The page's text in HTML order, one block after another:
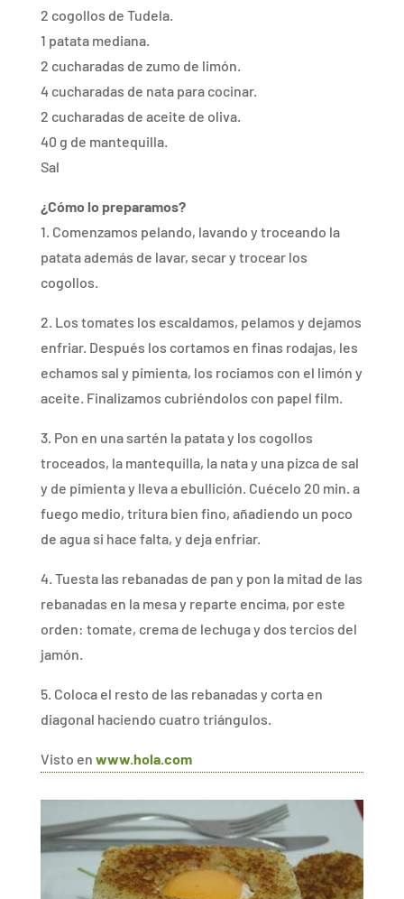
2 cogollos de Tudela.
1 patata mediana.
2 cucharadas de zumo de limón.
4 cucharadas de nata para cocinar.
2 cucharadas de aceite de oliva.
40 g de mantequilla.
Sal
¿Cómo lo preparamos?
1. Comenzamos pelando, lavando y troceando la
patata además de lavar, secar y trocear los
cogollos.
2. Los tomates los escaldamos, pelamos y dejamos
enfriar. Después los cortamos en finas rodajas, les
echamos sal y pimienta, los rociamos con el limón y
aceite. Finalizamos cubriéndolos con papel film.
3. Pon en una sartén la patata y los cogollos
troceados, la mantequilla, la nata y una pizca de sal
y de pimienta y lleva a ebullición. Cuécelo 20 min. a
fuego medio, tritura bien fino, añadiendo un poco
de agua si hace falta, y deja enfriar.
4. Tuesta las rebanadas de pan y pon la mitad de las
rebanadas en la mesa y reparte encima, por este
orden: tomate, crema de lechuga y dos tercios del
jamón.
5. Coloca el resto de las rebanadas y corta en
diagonal haciendo cuatro triángulos.
Visto en www.hola.com